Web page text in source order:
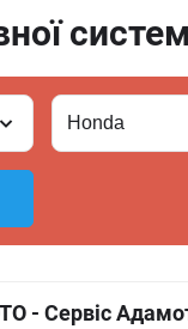
- Сервіс